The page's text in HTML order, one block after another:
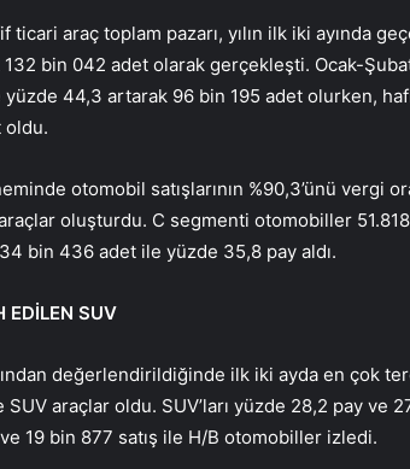
ticari araç toplam pazarı, yılın ilk iki ayında
bin 042 adet olarak gerçekleşti. Ocak-
yüzde 44,3 artarak 96 bin 195 adet olurken,
oldu.
otomobil satışlarının %90,3’ünü vergi
oluşturdu. C segmenti otomobiller
bin 436 adet ile yüzde 35,8 pay aldı.
EDİLEN SUV
değerlendirildiğinde ilk iki ayda en çok
araçlar oldu. SUV’ları yüzde 28,2 pay ve
19 bin 877 satış ile H/B otomobiller izledi.